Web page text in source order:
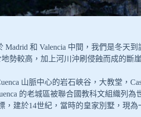
Madrid 和 Valencia 中間，我們是冬天
勢較高，加上河川沖刷侵蝕而成的斷
山脈中心的岩石峽谷，大教堂，
的老城區被聯合國教科文組織列為
標，建於14世紀，當時的皇家別墅，現